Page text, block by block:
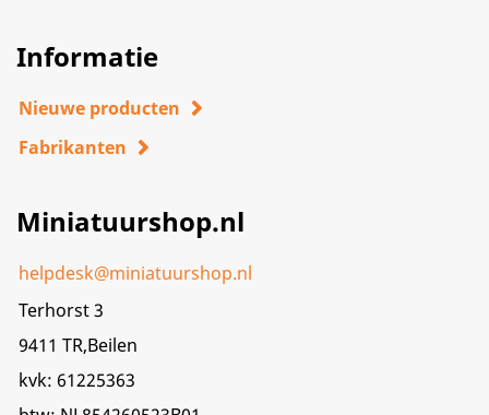
Informatie
Nieuwe producten
Fabrikanten
Miniatuurshop.nl
helpdesk@miniatuurshop.nl
Terhorst 3
9411 TR,Beilen
kvk: 61225363